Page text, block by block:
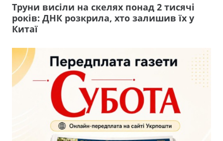
Труни висіли на скелях понад 2 тисячі
років: ДНК розкрила, хто залишив їх у
Китаї